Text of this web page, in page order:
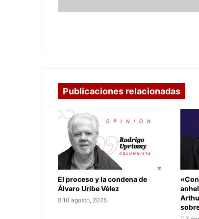
en
Publicaciones relacionadas
El proceso y la condena de
Álvaro Uribe Vélez
10 agosto, 2025